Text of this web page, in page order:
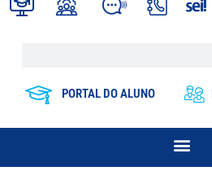
PORTAL DO ALUNO